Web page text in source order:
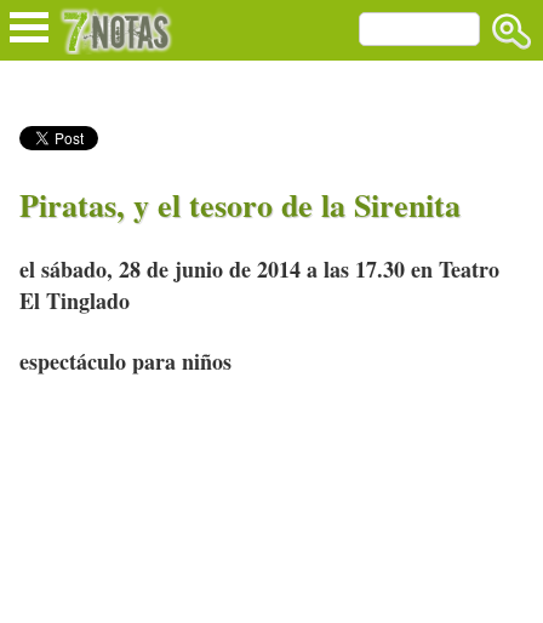
Piratas, y el tesoro de la Sirenita
el sábado, 28 de junio de 2014 a las 17.30 en Teatro
El Tinglado
espectáculo para niños